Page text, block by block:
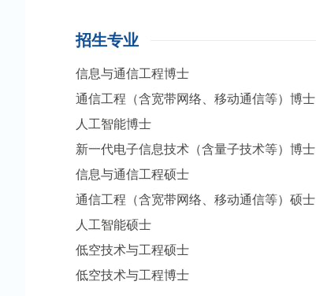
招生专业
信息与通信工程博士
通信工程（含宽带网络、移动通信等）博士
人工智能博士
新一代电子信息技术（含量子技术等）博士
信息与通信工程硕士
通信工程（含宽带网络、移动通信等）硕士
人工智能硕士
低空技术与工程硕士
低空技术与工程博士